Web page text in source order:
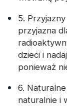
5.
przyjazna
dzieci i
ponieważ
6.
naturalnie i